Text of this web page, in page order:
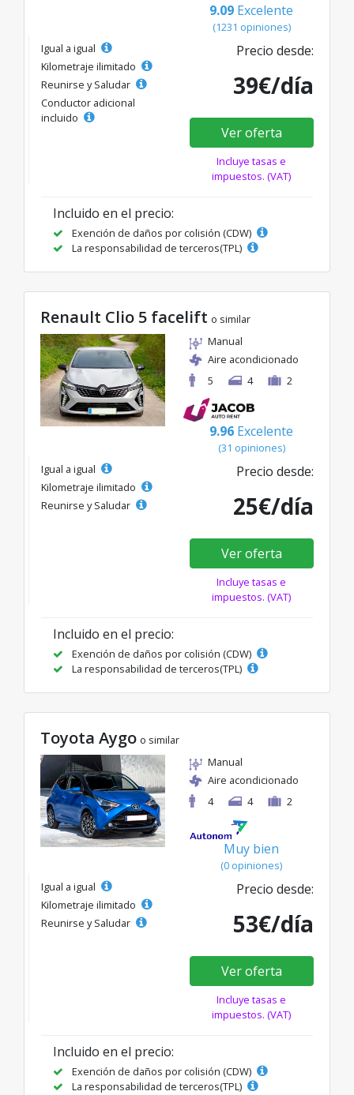
9.09 Excelente
(1231 opiniones)
Igual a igual
Kilometraje ilimitado
Reunirse y Saludar
Conductor adicional
incluido
Precio desde:
39€/día
Ver oferta
Incluye tasas e
impuestos. (VAT)
Incluido en el precio:
Exención de daños por colisión (CDW)
La responsabilidad de terceros(TPL)
Renault Clio 5 facelift o similar
Manual
Aire acondicionado
5
4 2
9.96 Excelente
(31 opiniones)
Igual a igual
Kilometraje ilimitado
Reunirse y Saludar
Precio desde:
25€/día
Ver oferta
Incluye tasas e
impuestos. (VAT)
Incluido en el precio:
Exención de daños por colisión (CDW)
La responsabilidad de terceros(TPL)
Toyota Aygo o similar
Manual
Aire acondicionado
4
4 2
Muy bien
(0 opiniones)
Igual a igual
Kilometraje ilimitado
Reunirse y Saludar
Precio desde:
53€/día
Ver oferta
Incluye tasas e
impuestos. (VAT)
Incluido en el precio:
Exención de daños por colisión (CDW)
La responsabilidad de terceros(TPL)